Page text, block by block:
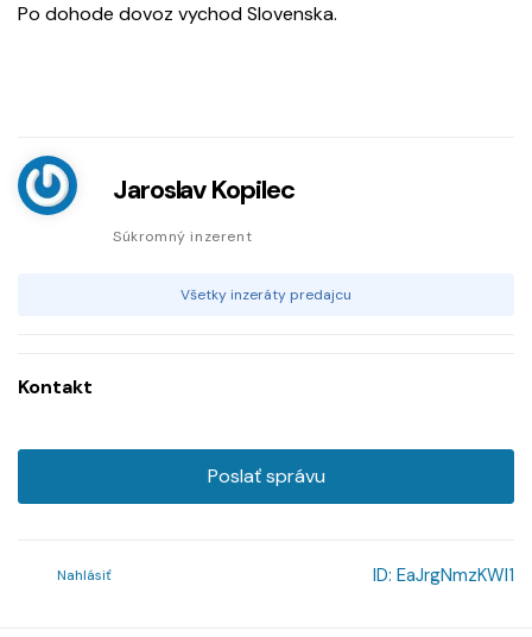
Po dohode dovoz vychod Slovenska.
Jaroslav Kopilec
Súkromný inzerent
Všetky inzeráty predajcu
Kontakt
Poslať správu
Nahlásiť ID: EaJrgNmzKWl1